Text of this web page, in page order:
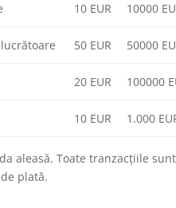
10 EUR 10000
50 EUR 50000
20 EUR 100000
10 EUR 1.000
aleasă. Toate tranzacțiile sunt
plată.